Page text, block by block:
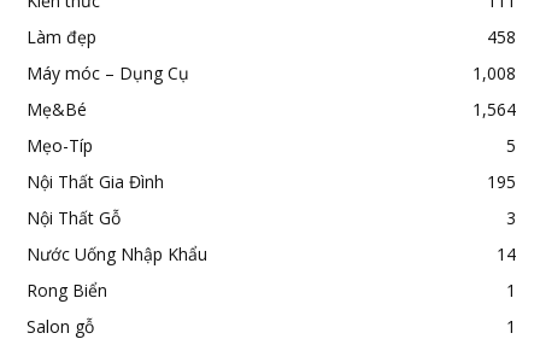
Làm đẹp
458
Máy móc – Dụng Cụ
1,008
Mẹ&Bé
1,564
Mẹo-Típ
5
Nội Thất Gia Đình
195
Nội Thất Gỗ
3
Nước Uống Nhập Khẩu
14
Rong Biển
1
Salon gỗ
1